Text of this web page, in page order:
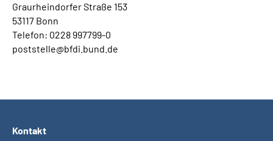
Graurheindorfer Straße 153
53117 Bonn
Telefon: 0228 997799-0
poststelle@bfdi.bund.de
Kontakt